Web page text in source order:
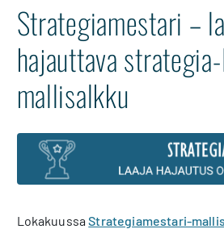
Strategiamestari –
hajauttava
mallisalkku
LokakuussaStrategiamestari-